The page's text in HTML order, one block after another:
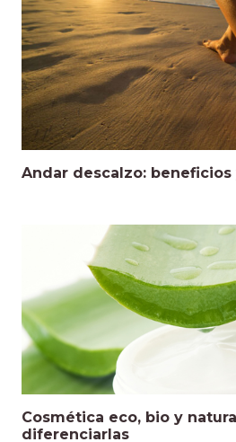
Andar descalzo:
Cosmética eco, bio y
diferenciarlas